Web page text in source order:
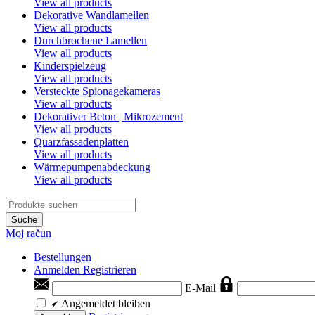
View all products
Dekorative Wandlamellen
View all products
Durchbrochene Lamellen
View all products
Kinderspielzeug
View all products
Versteckte Spionagekameras
View all products
Dekorativer Beton | Mikrozement
View all products
Quarzfassadenplatten
View all products
Wärmepumpenabdeckung
View all products
Suche
Moj račun
Bestellungen
Anmelden Registrieren
E-Mail
Angemeldet bleiben